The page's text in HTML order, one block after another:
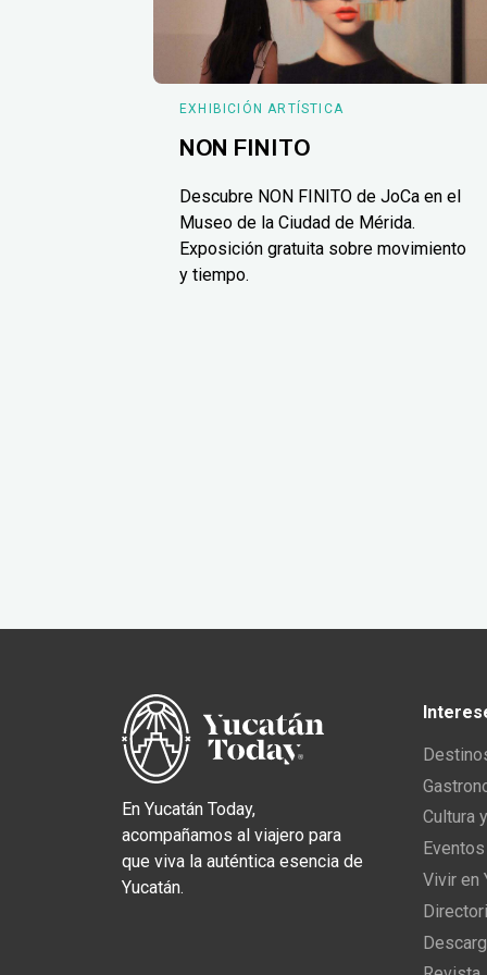
EXHIBICIÓN ARTÍSTICA
NON FINITO
Descubre NON FINITO de JoCa en el
Museo de la Ciudad de Mérida.
Exposición gratuita sobre movimiento
y tiempo.
En Yucatán Today,
acompañamos al viajero para
que viva la auténtica esencia de
Yucatán.
Cultura
Vivir en